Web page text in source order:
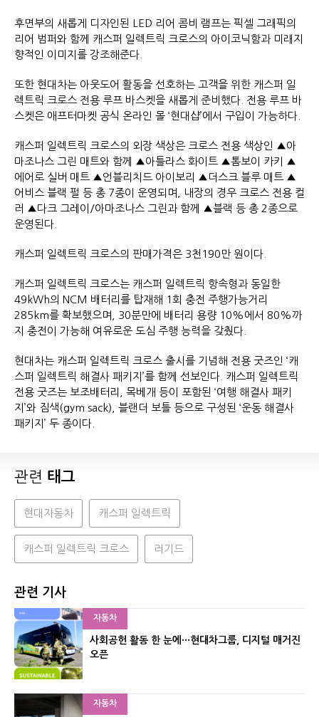
후면부의 새롭게 디자인된 LED 리어 콤비 램프는 픽셀 그래픽의
리어 범퍼와 함께 캐스퍼 일렉트릭 크로스의 아이코닉함과 미래지
향적인 이미지를 강조해준다.
또한 현대차는 아웃도어 활동을 선호하는 고객을 위한 캐스퍼 일
렉트릭 크로스 전용 루프 바스켓을 새롭게 준비했다. 전용 루프 바
스켓은 애프터마켓 공식 온라인 몰 ‘현대샵’에서 구입이 가능하다.
캐스퍼 일렉트릭 크로스의 외장 색상은 크로스 전용 색상인 ▲아
마조나스 그린 매트와 함께 ▲아틀라스 화이트 ▲톰보이 카키 ▲
에어로 실버 매트 ▲언블리치드 아이보리 ▲더스크 블루 매트 ▲
어비스 블랙 펄 등 총 7종이 운영되며, 내장의 경우 크로스 전용 컬
러 ▲다크 그레이/아마조나스 그린과 함께 ▲블랙 등 총 2종으로
운영된다.
캐스퍼 일렉트릭 크로스의 판매가격은 3천190만 원이다.
캐스퍼 일렉트릭 크로스는 캐스퍼 일렉트릭 항속형과 동일한
49kWh의 NCM 배터리를 탑재해 1회 충전 주행가능거리
285km를 확보했으며, 30분만에 배터리 용량 10%에서 80%까
지 충전이 가능해 여유로운 도심 주행 능력을 갖췄다.
현대차는 캐스퍼 일렉트릭 크로스 출시를 기념해 전용 굿즈인 ‘캐
스퍼 일렉트릭 해결사 패키지’를 함께 선보인다. 캐스퍼 일렉트릭
전용 굿즈는 보조배터리, 목베개 등이 포함된 ‘여행 해결사 패키
지’와 짐색(gym sack), 블랜더 보틀 등으로 구성된 ‘운동 해결사
패키지’ 두 종이다.
관련 태그
현대자동차 캐스퍼 일렉트릭
캐스퍼 일렉트릭 크로스 러기드
관련 기사
자동차
사회공헌 활동 한 눈에···현대차그룹, 디지털 매거진
오픈
자동차